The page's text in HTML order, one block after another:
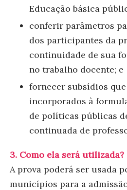
Educação básica
conferir parâmetros
dos participantes da
continuidade de sua
no trabalho docente; e
fornecer subsídios
incorporados à
de políticas públicas
continuada de
3. Como ela será utilizada?
A prova poderá ser usada
municípios para a